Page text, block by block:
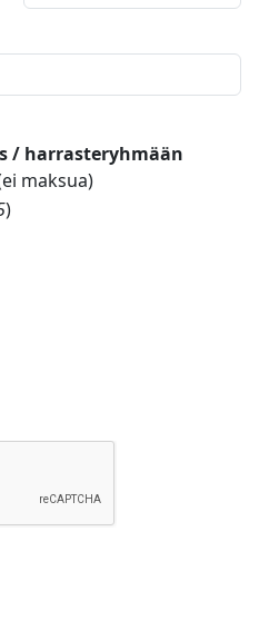
/ harrasteryhmään
maksua)
)